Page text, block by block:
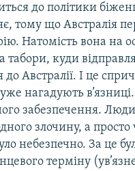
до політики
тому що Австралія
Натомість вона на
куди
Австралії. І це
нагадують
забезпечення. Люди
злочину, а просто
небезпечно. За це
терміну